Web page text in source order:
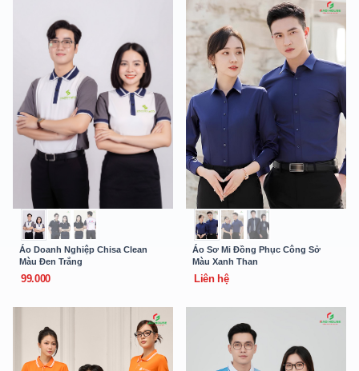
Áo Doanh Nghiệp Chisa Clean
Màu Đen Trắng
99.000
Áo Sơ Mi Đồng Phục Công Sở
Màu Xanh Than
Liên hệ